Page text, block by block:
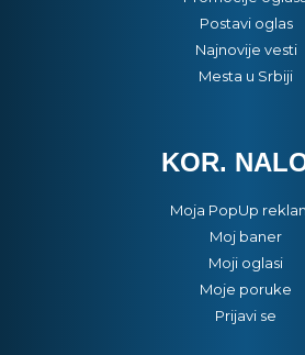
Postavi oglas
Najnovije vesti
Mesta u Srbiji
KOR.
Moja PopUp
Moj baner
Moji oglasi
Moje poruke
Prijavi se